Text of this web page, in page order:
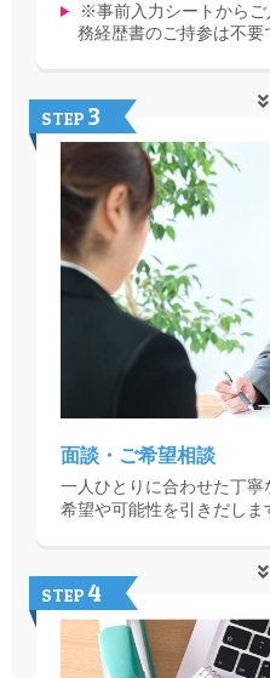
※事前入力シートから
務経歴書のご持参は不要
STEP 3
面談・ご希望相談
一人ひとりに合わせた丁
希望や可能性を引きだしま
STEP4